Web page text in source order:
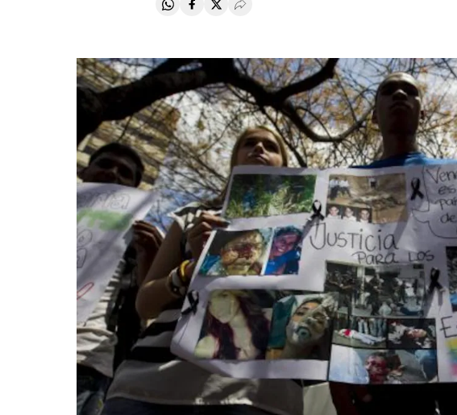
Compartir en Whatsapp
Compartir en Facebook
Compartir en Twitter
Desplegar Redes Sociales